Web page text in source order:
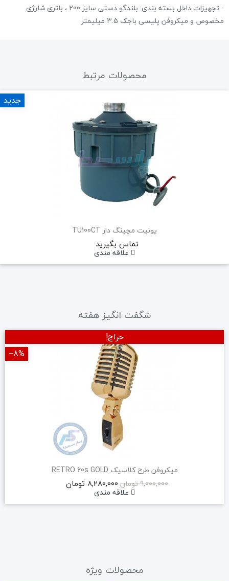
- تجهیزات داخل بسته بندی: بلندگو دستی سایز 200 ، باتری شارژی
مخصوص و میکروفن پلیسی باجک 3.5 میلیمتر
محصولات مرتبط
یونیت مچینگ دار TU100CT
تماس بگیرید
علاقه مندی
جدید
شگفت انگیز هفته
میکروفن طرح کلاسیک RETRO 60s GOLD
9,000,000 تومان
8,280,000 تومان
علاقه مندی
حراج!
‎−8%
محصولات ویژه